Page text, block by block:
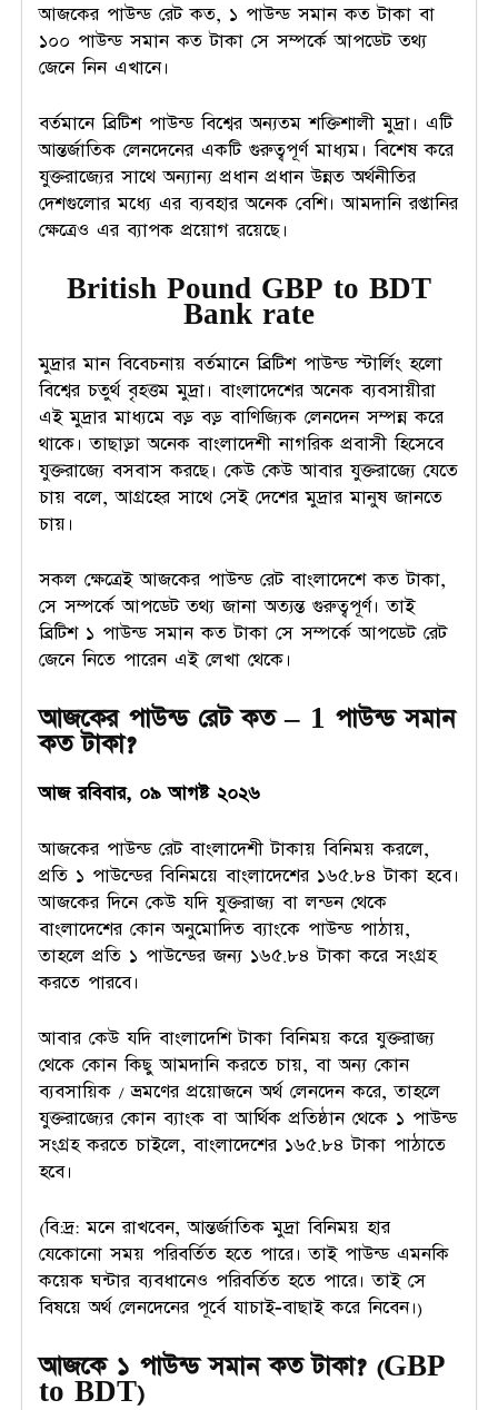
আজকের পাউন্ড রেট কত, ১ পাউন্ড সমান কত টাকা বা
১০০ পাউন্ড সমান কত টাকা সে সম্পর্কে আপডেট তথ্য
জেনে নিন এখানে।
বর্তমানে ব্রিটিশ পাউন্ড বিশ্বের অন্যতম শক্তিশালী মুদ্রা। এটি
আন্তর্জাতিক লেনদেনের একটি গুরুত্বপূর্ণ মাধ্যম। বিশেষ করে
যুক্তরাজ্যের সাথে অন্যান্য প্রধান প্রধান উন্নত অর্থনীতির
দেশগুলোর মধ্যে এর ব্যবহার অনেক বেশি। আমদানি রপ্তানির
ক্ষেত্রেও এর ব্যাপক প্রয়োগ রয়েছে।
British Pound GBP to BDT
Bank rate
মুদ্রার মান বিবেচনায় বর্তমানে ব্রিটিশ পাউন্ড স্টার্লিং হলো
বিশ্বের চতুর্থ বৃহত্তম মুদ্রা। বাংলাদেশের অনেক ব্যবসায়ীরা
এই মুদ্রার মাধ্যমে বড় বড় বাণিজ্যিক লেনদেন সম্পন্ন করে
থাকে। তাছাড়া অনেক বাংলাদেশী নাগরিক প্রবাসী হিসেবে
যুক্তরাজ্যে বসবাস করছে। কেউ কেউ আবার যুক্তরাজ্যে যেতে
চায় বলে, আগ্রহের সাথে সেই দেশের মুদ্রার মানুষ জানতে
চায়।
সকল ক্ষেত্রেই আজকের পাউন্ড রেট বাংলাদেশে কত টাকা,
সে সম্পর্কে আপডেট তথ্য জানা অত্যন্ত গুরুত্বপূর্ণ। তাই
ব্রিটিশ ১ পাউন্ড সমান কত টাকা সে সম্পর্কে আপডেট রেট
জেনে নিতে পারেন এই লেখা থেকে।
আজকের পাউন্ড রেট কত – 1 পাউন্ড সমান
কত টাকা?
আজ রবিবার, ০৯ আগষ্ট ২০২৬
আজকের পাউন্ড রেট বাংলাদেশী টাকায় বিনিময় করলে,
প্রতি ১ পাউন্ডের বিনিময়ে বাংলাদেশের ১৬৫.৮৪ টাকা হবে।
আজকের দিনে কেউ যদি যুক্তরাজ্য বা লন্ডন থেকে
বাংলাদেশের কোন অনুমোদিত ব্যাংকে পাউন্ড পাঠায়,
তাহলে প্রতি ১ পাউন্ডের জন্য ১৬৫.৮৪ টাকা করে সংগ্রহ
করতে পারবে।
আবার কেউ যদি বাংলাদেশি টাকা বিনিময় করে যুক্তরাজ্য
থেকে কোন কিছু আমদানি করতে চায়, বা অন্য কোন
ব্যবসায়িক / ভ্রমণের প্রয়োজনে অর্থ লেনদেন করে, তাহলে
যুক্তরাজ্যের কোন ব্যাংক বা আর্থিক প্রতিষ্ঠান থেকে ১ পাউন্ড
সংগ্রহ করতে চাইলে, বাংলাদেশের ১৬৫.৮৪ টাকা পাঠাতে
হবে।
(বি:দ্র: মনে রাখবেন, আন্তর্জাতিক মুদ্রা বিনিময় হার
যেকোনো সময় পরিবর্তিত হতে পারে। তাই পাউন্ড এমনকি
কয়েক ঘন্টার ব্যবধানেও পরিবর্তিত হতে পারে। তাই সে
বিষয়ে অর্থ লেনদেনের পূর্বে যাচাই-বাছাই করে নিবেন।)
আজকে ১ পাউন্ড সমান কত টাকা? (GBP
to BDT)